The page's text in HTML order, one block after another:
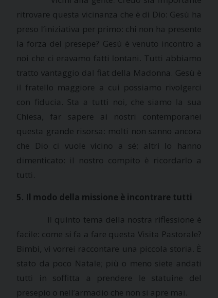
ritrovare questa vicinanza che è di Dio: Gesù ha
preso l’iniziativa per primo: chi non ha presente
la forza del presepe? Gesù è venuto incontro a
noi che ci eravamo fatti lontani. Tutti abbiamo
tratto vantaggio dal fiat della Madonna. Gesù è
il fratello maggiore a cui possiamo rivolgerci
con fiducia. Sta a tutti noi, che siamo la sua
Chiesa, far sapere ai nostri contemporanei
questa grande risorsa: molti non sanno ancora
che Dio ci vuole vicino a sé; altri lo hanno
dimenticato: il nostro compito è ricordarlo a
tutti.
5. Il modo della missione è incontrare tutti
Il quinto tema della nostra riflessione è
facile: come si fa a fare questa Visita Pastorale?
Bimbi, vi vorrei raccontare una piccola storia. È
stato da poco Natale; più o meno siete andati
tutti in soffitta a prendere le statuine del
presepio o nell’armadio che non si apre mai.